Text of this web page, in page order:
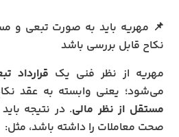
📌 مهریه باید به صورت تبعی و
نکاح قابل بررسی باشد
مهریه از نظر فنی یک قرارداد
می‌شود؛ یعنی وابسته به عقد
مستقل از نظر مالی. در نتیجه
صحت معاملات را داشته باشد، مثل: